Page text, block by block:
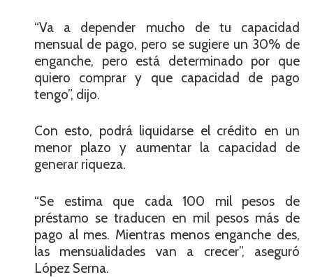
“Va a depender mucho de tu capacidad
mensual de pago, pero se sugiere un 30% de
enganche, pero está determinado por que
quiero comprar y que capacidad de pago
tengo”, dijo.
Con esto, podrá liquidarse el crédito en un
menor plazo y aumentar la capacidad de
generar riqueza.
“Se estima que cada 100 mil pesos de
préstamo se traducen en mil pesos más de
pago al mes. Mientras menos enganche des,
las mensualidades van a crecer”, aseguró
López Serna.